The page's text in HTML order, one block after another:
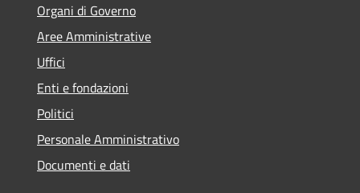
Organi di Governo
Aree Amministrative
Uffici
Enti e fondazioni
Politici
Personale Amministrativo
Documenti e dati